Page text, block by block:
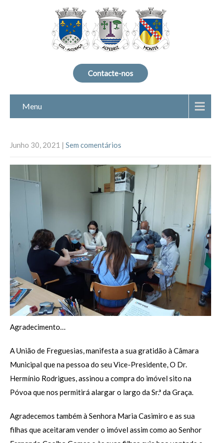
Contacte-nos
Menu
Junho 30, 2021 | Sem comentários
Agradecimento…
A União de Freguesias, manifesta a sua gratidão à Câmara
Municipal que na pessoa do seu Vice-Presidente, O Dr.
Hermínio Rodrigues, assinou a compra do imóvel sito na
Póvoa que nos permitirá alargar o largo da Sr.ª da Graça.
Agradecemos também à Senhora Maria Casimiro e as sua
filhas que aceitaram vender o imóvel assim como ao Senhor